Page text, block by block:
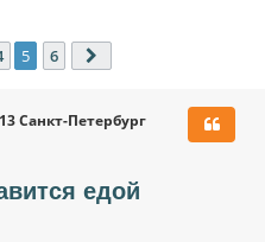
5 6
Санкт-Петербург
едой